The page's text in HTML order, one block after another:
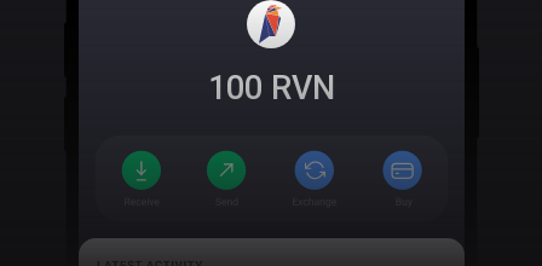
100 RVN